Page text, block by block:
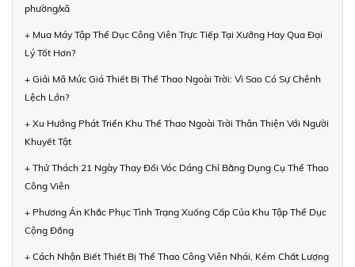
phường/xã
+ Mua Máy Tập Thể Dục Công Viên Trực Tiếp Tại Xưởng Hay Qua Đại
Lý Tốt Hơn?
+ Giải Mã Mức Giá Thiết Bị Thể Thao Ngoài Trời: Vì Sao Có Sự Chênh
Lệch Lớn?
+ Xu Hướng Phát Triển Khu Thể Thao Ngoài Trời Thân Thiện Với Người
Khuyết Tật
+ Thử Thách 21 Ngày Thay Đổi Vóc Dáng Chỉ Bằng Dụng Cụ Thể Thao
Công Viên
+ Phương Án Khắc Phục Tình Trạng Xuống Cấp Của Khu Tập Thể Dục
Cộng Đồng
+ Cách Nhận Biết Thiết Bị Thể Thao Công Viên Nhái, Kém Chất Lượng